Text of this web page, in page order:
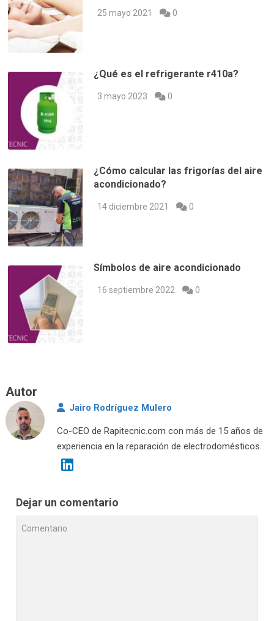
25 mayo 2021 0
¿Qué es el refrigerante r410a?
3 mayo 2023 0
¿Cómo calcular las frigorías del aire
acondicionado?
14 diciembre 2021 0
Símbolos de aire acondicionado
16 septiembre 2022 0
Autor
Jairo Rodríguez Mulero
Co-CEO de Rapitecnic.com con más de 15 años de
experiencia en la reparación de electrodomésticos.
Dejar un comentario